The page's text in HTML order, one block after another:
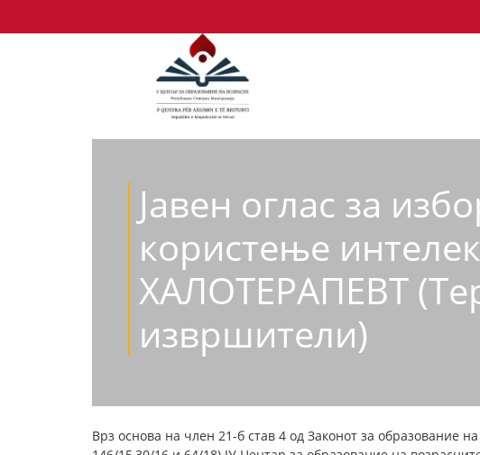
Jавен оглас за
користење
ХАЛОТЕРАПЕВТ
извршители)
Врз основа на член 21-б став 4 од Законот за образование